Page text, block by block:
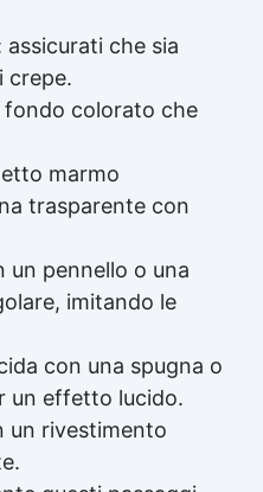
che sia
crepe.
colorato che
marmo
trasparente con
un pennello o una
imitando le
con una spugna o
un effetto lucido.
un rivestimento